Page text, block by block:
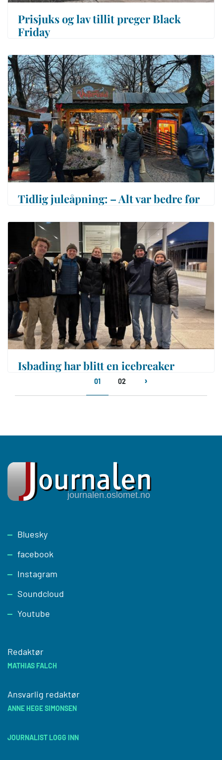
Prisjuks og lav tillit preger Black
Friday
Tidlig juleåpning: – Alt var bedre før
Isbading har blitt en icebreaker
01 02
Footer
Bluesky
facebook
Instagram
Soundcloud
Youtube
Redaktør
MATHIAS FALCH
Ansvarlig redaktør
ANNE HEGE SIMONSEN
JOURNALIST LOGG INN